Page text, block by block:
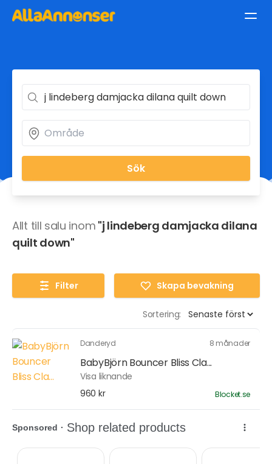
Sök
Allt till salu inom "j lindeberg damjacka dilana
quilt down"
Filter Skapa bevakning
Sortering:
Danderyd 8 månader
BabyBjörn Bouncer Bliss Cla...
Visa liknande
960 kr
Blocket.se